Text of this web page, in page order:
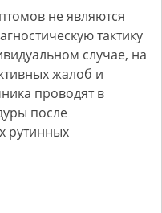
не являются
тактику
случае, на
жалоб и
проводят в
после
рутинных